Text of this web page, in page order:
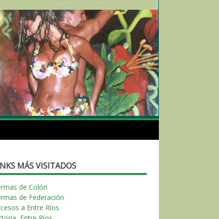
MÁS VISITADOS
de Colón
de Federación
a Entre Ríos